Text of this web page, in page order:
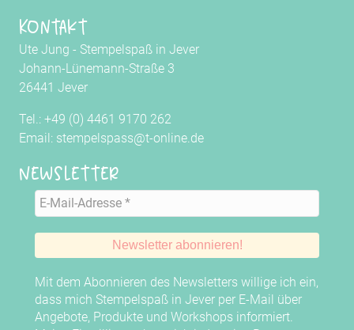
Kontakt
Ute Jung - Stempelspaß in Jever
Johann-Lünemann-Straße 3
26441 Jever
Tel.: +49 (0) 4461 9170 262
Email: stempelspass@t-online.de
Newsletter
Mit dem Abonnieren des Newsletters willige ich ein,
dass mich Stempelspaß in Jever per E-Mail über
Angebote, Produkte und Workshops informiert.